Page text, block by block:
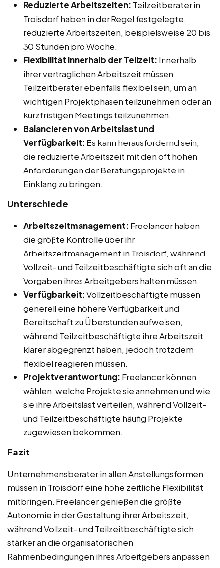
Reduzierte Arbeitszeiten: Teilzeitberater in
Troisdorf haben in der Regel festgelegte,
reduzierte Arbeitszeiten, beispielsweise 20 bis
30 Stunden pro Woche.
Flexibilität innerhalb der Teilzeit: Innerhalb
ihrer vertraglichen Arbeitszeit müssen
Teilzeitberater ebenfalls flexibel sein, um an
wichtigen Projektphasen teilzunehmen oder an
kurzfristigen Meetings teilzunehmen.
Balancieren von Arbeitslast und
Verfügbarkeit: Es kann herausfordernd sein,
die reduzierte Arbeitszeit mit den oft hohen
Anforderungen der Beratungsprojekte in
Einklang zu bringen.
Unterschiede
Arbeitszeitmanagement: Freelancer haben
die größte Kontrolle über ihr
Arbeitszeitmanagement in Troisdorf, während
Vollzeit- und Teilzeitbeschäftigte sich oft an die
Vorgaben ihres Arbeitgebers halten müssen.
Verfügbarkeit:Vollzeitbeschäftigte müssen
generell eine höhere Verfügbarkeit und
Bereitschaft zu Überstunden aufweisen,
während Teilzeitbeschäftigte ihre Arbeitszeit
klarer abgegrenzt haben, jedoch trotzdem
flexibel reagieren müssen.
Projektverantwortung: Freelancer können
wählen, welche Projekte sie annehmen und wie
sie ihre Arbeitslast verteilen, während Vollzeit-
und Teilzeitbeschäftigte häufig Projekte
zugewiesen bekommen.
Fazit
Unternehmensberater in allen Anstellungsformen
müssen in Troisdorf eine hohe zeitliche Flexibilität
mitbringen. Freelancer genießen die größte
Autonomie in der Gestaltung ihrer Arbeitszeit,
während Vollzeit- und Teilzeitbeschäftigte sich
stärker an die organisatorischen
Rahmenbedingungen ihres Arbeitgebers anpassen